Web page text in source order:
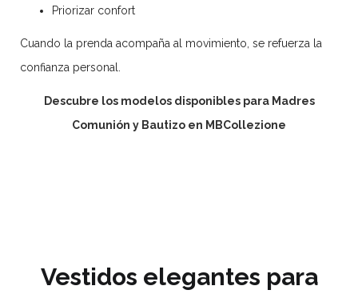
Priorizar confort
Cuando la prenda acompaña al movimiento, se refuerza la
confianza personal.
Descubre los modelos disponibles para Madres
Comunión y Bautizo en MBCollezione
Vestidos elegantes para